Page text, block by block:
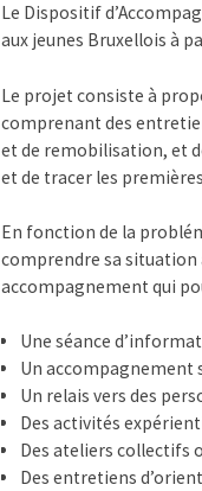
Le Dispositif
aux jeunes Bruxellois à
Le projet consiste à
comprenant des
et de remobilisation, et
et de tracer les
En fonction de la
comprendre sa situation
accompagnement qui
Une séance
Un accompagnement
Un relais vers des
Des activités
Des ateliers collectifs
Des entretiens